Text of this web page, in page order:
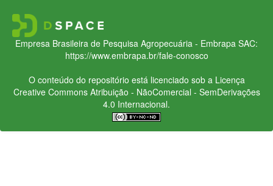
Empresa Brasileira de Pesquisa Agropecuária - Embrapa SAC:
https://www.embrapa.br/fale-conosco
O conteúdo do repositório está licenciado sob a Licença
Creative CommonsAtribuição - NãoComercial - SemDerivações
4.0 Internacional.